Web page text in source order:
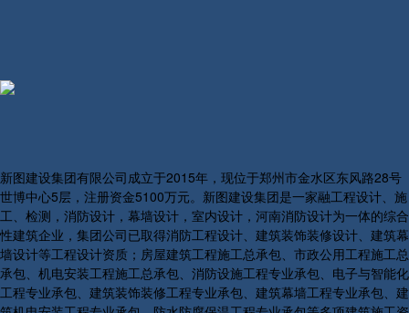
新图建设集团有限公司成立于2015年，现位于郑州市金水区东风路28号
世博中心5层，注册资金5100万元。新图建设集团是一家融工程设计、施
工、检测，消防设计，幕墙设计，室内设计，河南消防设计为一体的综合
性建筑企业，集团公司已取得消防工程设计、建筑装饰装修设计、建筑幕
墙设计等工程设计资质；房屋建筑工程施工总承包、市政公用工程施工总
承包、机电安装工程施工总承包、消防设施工程专业承包、电子与智能化
工程专业承包、建筑装饰装修工程专业承包、建筑幕墙工程专业承包、建